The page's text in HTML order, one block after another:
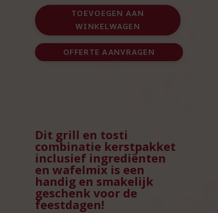
tosti
combinatie
kerstpakket
aantal
TOEVOEGEN AAN
WINKELWAGEN
OFFERTE AANVRAGEN
Dit grill en tosti
combinatie kerstpakket
inclusief ingrediënten
en wafelmix is een
handig en smakelijk
geschenk voor de
feestdagen!